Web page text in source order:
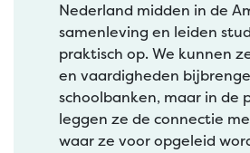
Nederland midden in de
samenleving en leiden
praktisch op. We kunnen
en vaardigheden
schoolbanken, maar in de
leggen ze de connectie
waar ze voor opgeleid